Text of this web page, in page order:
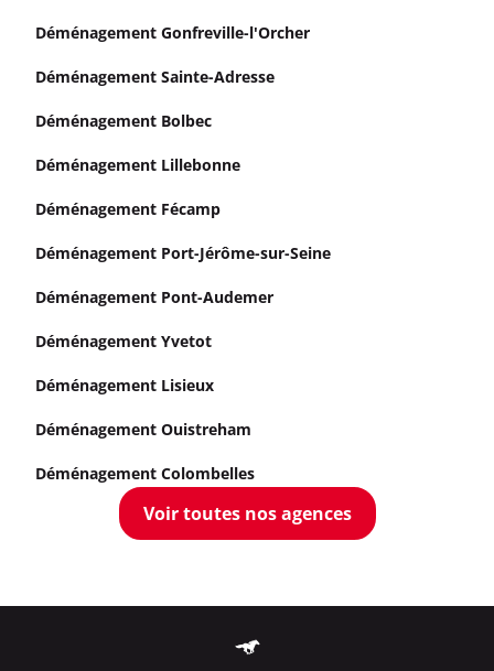
Déménagement Gonfreville-l'Orcher
Déménagement Sainte-Adresse
Déménagement Bolbec
Déménagement Lillebonne
Déménagement Fécamp
Déménagement Port-Jérôme-sur-Seine
Déménagement Pont-Audemer
Déménagement Yvetot
Déménagement Lisieux
Déménagement Ouistreham
Déménagement Colombelles
Voir toutes nos agences